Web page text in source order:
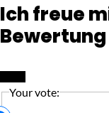
Ich freue
Bewertung
Your vote: